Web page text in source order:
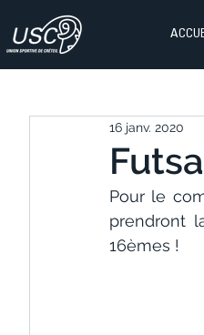
16 janv. 2020
Pour le
prendront
16èmes !